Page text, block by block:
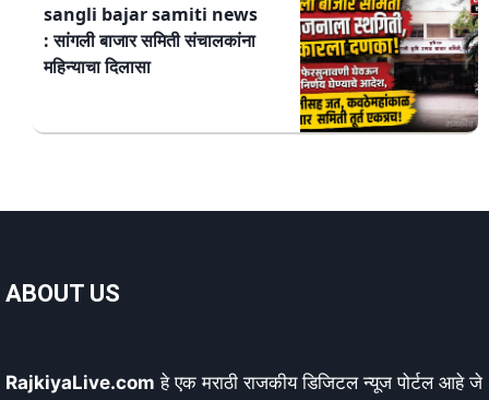
sangli bajar samiti news
: सांगली बाजार समिती संचालकांना
महिन्याचा दिलासा
ABOUT US
RajkiyaLive.com हे एक मराठी राजकीय डिजिटल न्यूज पोर्टल आहे जे